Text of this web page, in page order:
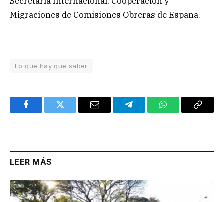
Migraciones de Comisiones Obreras de España.
Lo que hay que saber
FacebookTwitter Email TelegramWhatsAppCopy
LEER MÁS